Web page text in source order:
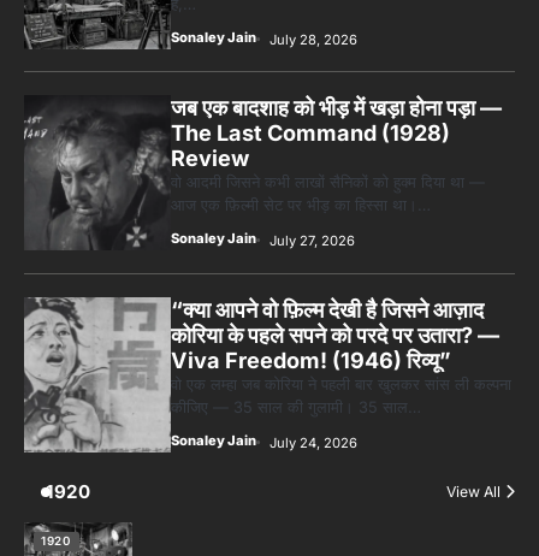
Sonaley Jain July 28, 2026
जब एक बादशाह को भीड़ में खड़ा होना पड़ा —
The Last Command (1928)
Review
वो आदमी जिसने कभी लाखों सैनिकों को हुक्म दिया था —
आज एक फ़िल्मी सेट पर भीड़ का हिस्सा था।…
Sonaley Jain July 27, 2026
“क्या आपने वो फ़िल्म देखी है जिसने आज़ाद
कोरिया के पहले सपने को परदे पर उतारा? —
Viva Freedom! (1946) रिव्यू”
वो एक लम्हा जब कोरिया ने पहली बार खुलकर सांस ली कल्पना
कीजिए — 35 साल की गुलामी। 35 साल…
Sonaley Jain July 24, 2026
1920 View All
1920